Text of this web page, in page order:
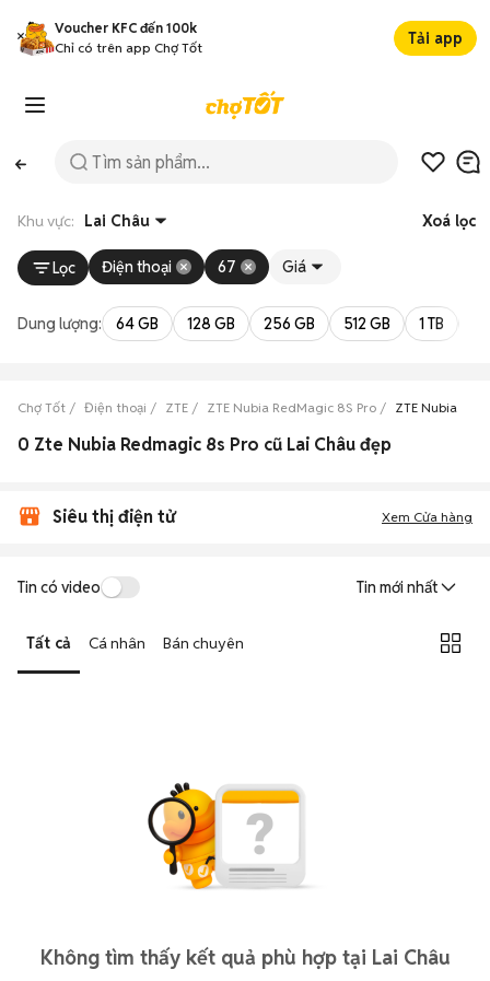
Voucher KFC đến 100k
Chỉ có trên app Chợ Tốt
Tải app
Khu vực: Lai Châu Xoá lọc
Lọc Điện thoại 67 Giá
Dung lượng: 64 GB 128 GB 256 GB 512 GB 1 TB
Chợ Tốt Điện thoại ZTE ZTE Nubia RedMagic 8S Pro ZTE Nubia
0 Zte Nubia Redmagic 8s Pro cũ Lai Châu đẹp
Siêu thị điện tử Xem Cửa hàng
Tin có video Tin mới nhất
Tất cả Cá nhân Bán chuyên
Không tìm thấy kết quả phù hợp tại Lai Châu